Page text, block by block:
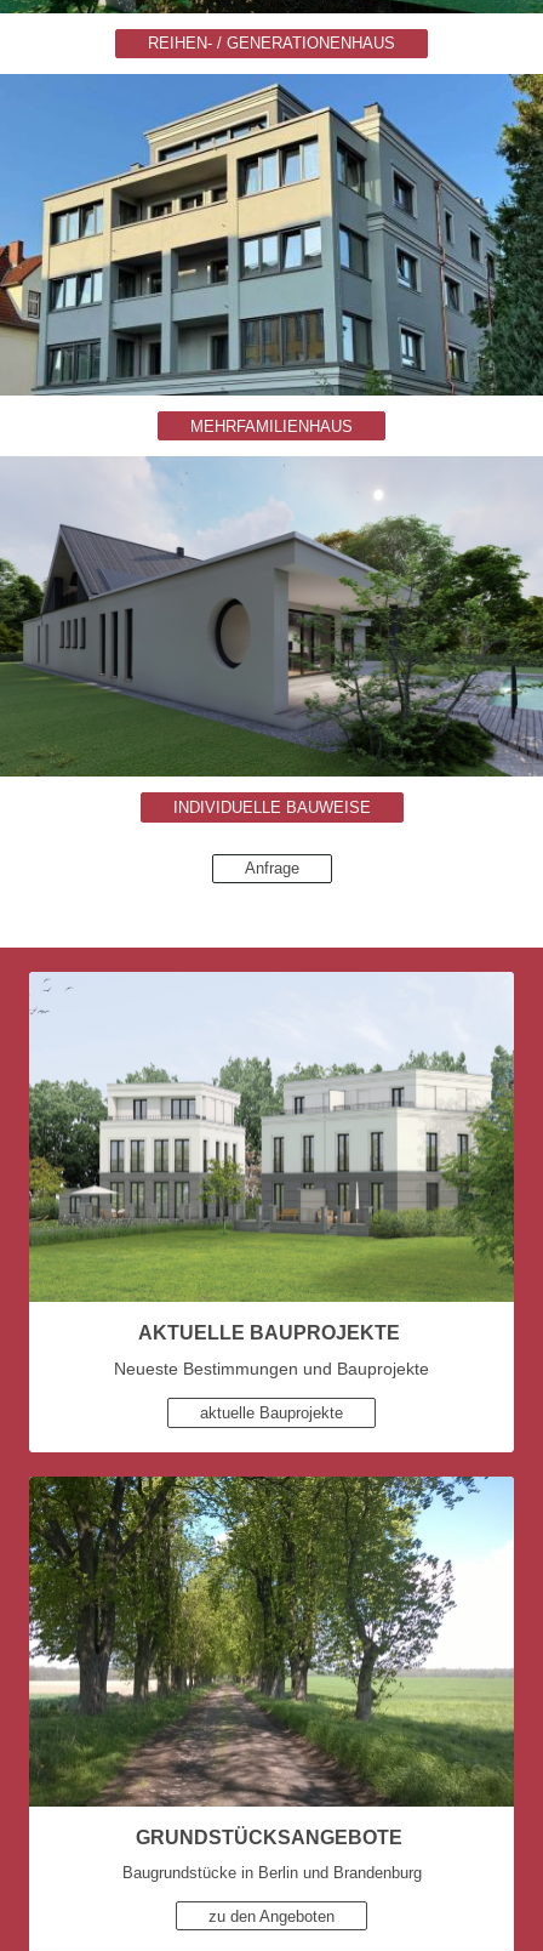
REIHEN- / GENERATIONENHAUS
MEHRFAMILIENHAUS
INDIVIDUELLE BAUWEISE
Anfrage
AKTUELLE BAUPROJEKTE
Neueste Bestimmungen und Bauprojekte
aktuelle Bauprojekte
GRUNDSTÜCKSANGEBOTE
Baugrundstücke in Berlin und Brandenburg
zu den Angeboten